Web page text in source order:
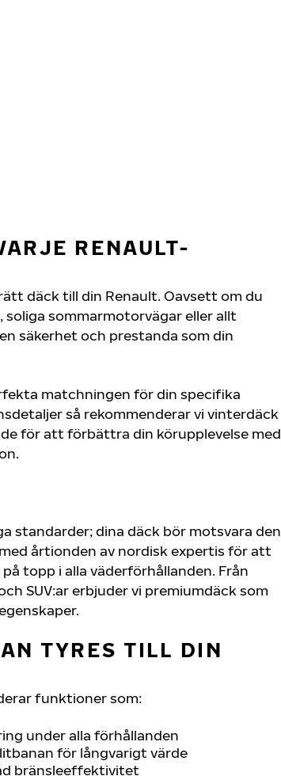
RENAULT-
däck till din Renault. Oavsett om du
sommarmotorvägar eller allt
säkerhet och prestanda som din
matchningen för din specifika
så rekommenderar vi vinterdäck
för att förbättra din körupplevelse med
standarder; dina däck bör motsvara den
årtionden av nordisk expertis för att
topp i alla väderförhållanden. Från
SUV:ar erbjuder vi premiumdäck som
TYRES TILL DIN
funktioner som:
under alla förhållanden
för långvarigt värde
bränsleeffektivitet